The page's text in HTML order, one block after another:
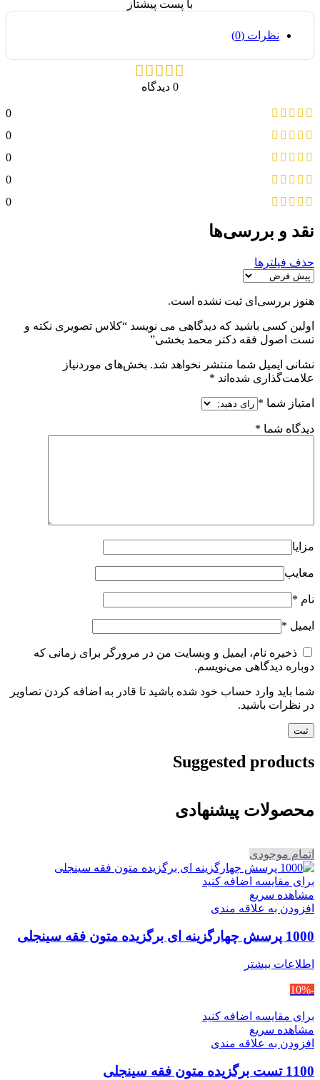
با پست پیشتاز
نظرات (0)
0 دیدگاه
0
0
0
0
0
نقد و بررسی‌ها
حذف فیلترها
هنوز بررسی‌ای ثبت نشده است.
اولین کسی باشید که دیدگاهی می نویسد “کلاس تصویری نکته و
تست اصول فقه دکتر محمد بخشی”
نشانی ایمیل شما منتشر نخواهد شد. بخش‌های موردنیاز
علامت‌گذاری شده‌اند *
امتیاز شما *
دیدگاه شما *
مزایا
معایب
نام *
ایمیل *
ذخیره نام، ایمیل و وبسایت من در مرورگر برای زمانی که
دوباره دیدگاهی می‌نویسم.
شما باید وارد حساب خود شده باشید تا قادر به اضافه کردن تصاویر
در نظرات باشید.
Suggested products
محصولات پیشنهادی
اتمام موجودی
برای مقایسه اضافه کنید
مشاهده سریع
افزودن به علاقه مندی
1000 پرسش چهارگزینه ای برگزیده متون فقه سینجلی
اطلاعات بیشتر
-10%
برای مقایسه اضافه کنید
مشاهده سریع
افزودن به علاقه مندی
1100 تست برگزیده متون فقه سینجلی